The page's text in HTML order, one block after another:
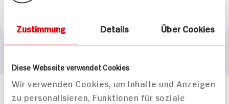
Zustimmung Details Über Cookies
Diese Webseite verwendet Cookies
Wir verwenden Cookies, um Inhalte und Anzeigen
zu personalisieren, Funktionen für soziale
Häufig gestellte Fragen